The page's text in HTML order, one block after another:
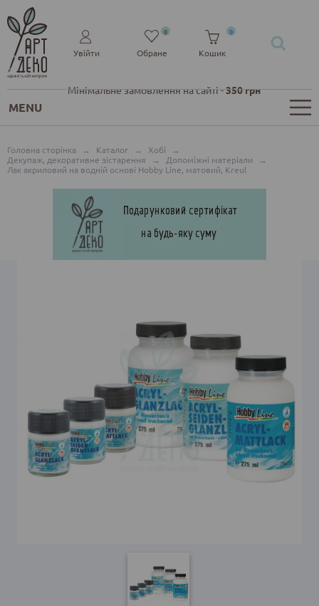
Мінімальне замовлення на сайті -350 грн
Увійти Обране
0
Кошик
0
MENU
Головна сторінка → Каталог → Хобі
→
Декупаж, декоративне зістарення
→ Допоміжні матеріали
→
Лак акриловий на водній основі Hobby Line, матовий, Kreul